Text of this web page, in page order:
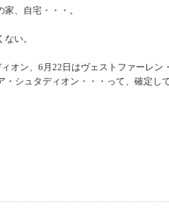
、自宅・・・。
い。
オン、6月22日はヴェストファーレン
・シュタディオン・・・って、確定し